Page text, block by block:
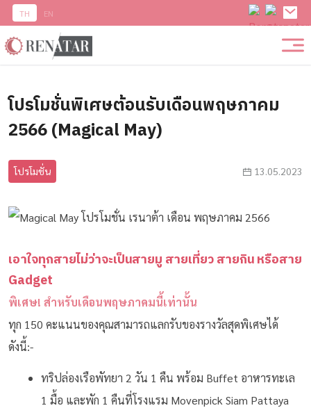
TH EN
โปรโมชั่นพิเศษต้อนรับเดือนพฤษภาคม
2566 (Magical May)
โปรโมชั่น 13.05.2023
เอาใจทุกสายไม่ว่าจะเป็นสายมู สายเที่ยว สายกิน หรือสาย
Gadget
พิเศษ! สำหรับเดือนพฤษภาคมนี้เท่านั้น
ทุก 150 คะแนนของคุณสามารถแลกรับของรางวัลสุดพิเศษได้
ดังนี้:-
ทริปล่องเรือพัทยา 2 วัน 1 คืน พร้อม Buffet อาหารทะเล
1 มื้อ และพัก 1 คืนที่โรงแรม Movenpick Siam Pattaya